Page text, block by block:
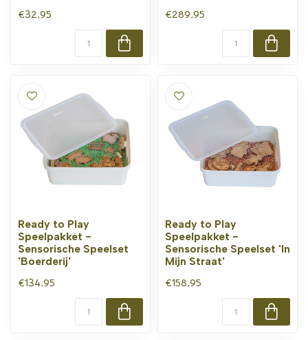
€32,95
€289,95
Ready to Play
Speelpakket -
Sensorische Speelset
'Boerderij'
€134,95
Ready to Play
Speelpakket -
Sensorische Speelset 'In
Mijn Straat'
€158,95